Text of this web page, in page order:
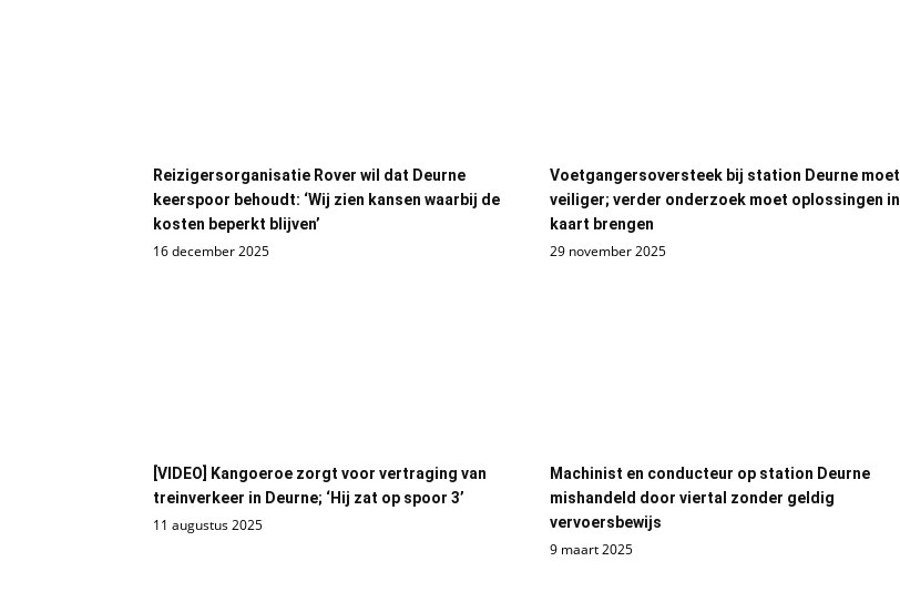
Reizigersorganisatie Rover wil dat Deurne
keerspoor behoudt: ‘Wij zien kansen waarbij de
kosten beperkt blijven’
16 december 2025
Voetgangersoversteek bij station Deurne moet
veiliger; verder onderzoek moet oplossingen in
kaart brengen
29 november 2025
[VIDEO] Kangoeroe zorgt voor vertraging van
treinverkeer in Deurne; ‘Hij zat op spoor 3’
11 augustus 2025
Machinist en conducteur op station Deurne
mishandeld door viertal zonder geldig
vervoersbewijs
9 maart 2025